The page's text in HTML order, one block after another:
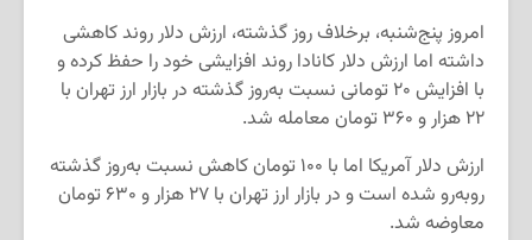
امروز پنج‌شنبه، برخلاف روز گذشته، ارزش دلار روند کاهشی
داشته اما ارزش دلار کانادا روند افزایشی خود را حفظ کرده و
با افزایش ۲۰ تومانی نسبت به‌روز گذشته در بازار ارز تهران با
۲۲ هزار و ۳۶۰ تومان معامله شد.
ارزش دلار آمریکا اما با ۱۰۰ تومان کاهش نسبت به‌روز گذشته
روبه‌رو شده است و در بازار ارز تهران با ۲۷ هزار و ۶۳۰ تومان
معاوضه شد.